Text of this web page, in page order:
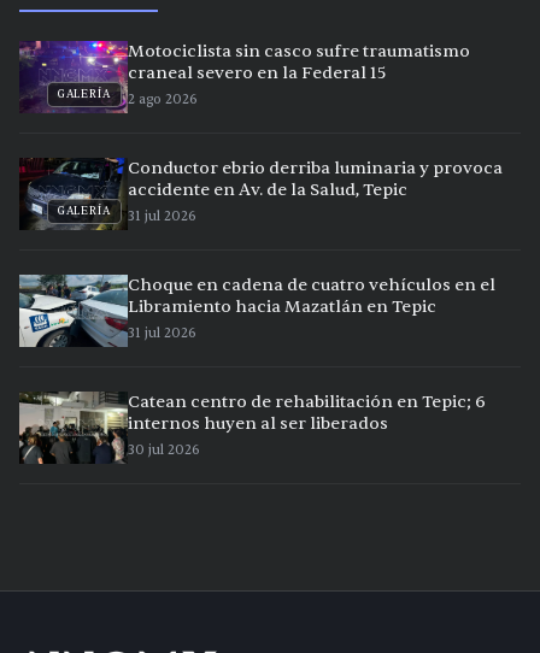
GALERÍA
Motociclista sin casco sufre traumatismo
craneal severo en la Federal 15
2 ago 2026
GALERÍA
Conductor ebrio derriba luminaria y provoca
accidente en Av. de la Salud, Tepic
31 jul 2026
Choque en cadena de cuatro vehículos en el
Libramiento hacia Mazatlán en Tepic
31 jul 2026
Catean centro de rehabilitación en Tepic; 6
internos huyen al ser liberados
30 jul 2026